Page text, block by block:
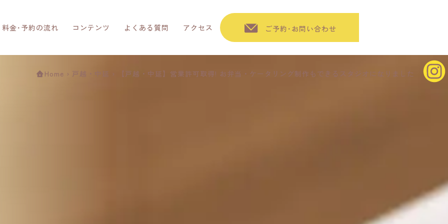
料金･予約の流れ コンテンツ よくある質問 アクセス ご予約･お問い合わせ
Home › 戸越・中延 › 【戸越・中延】営業許可取得! お弁当・ケータリング制作もできるスタジオになりました